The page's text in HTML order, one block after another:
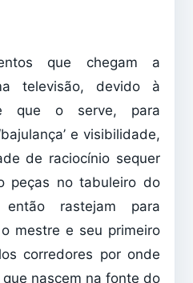
que chegam a
televisão, devido à
que o serve, para
e visibilidade,
de raciocínio sequer
peças no tabuleiro do
rastejam para
mestre e seu primeiro
corredores por onde
nascem na fonte do